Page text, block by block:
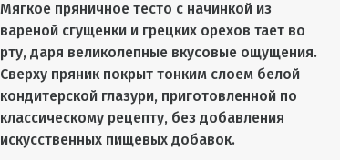
Мягкое пряничное тесто с начинкой из
вареной сгущенки и грецких орехов тает во
рту, даря великолепные вкусовые ощущения.
Сверху пряник покрыт тонким слоем белой
кондитерской глазури, приготовленной по
классическому рецепту, без добавления
искусственных пищевых добавок.